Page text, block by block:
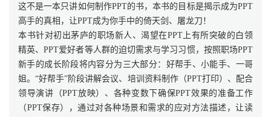
这不是一本只讲如何制作PPT的书，本书的目标是揭示成为PPT
高手的真相，让PPT成为你手中的倚天剑、屠龙刀！
本书针对初出茅庐的职场新人、渴望在PPT上有所突破的白领
精英、PPT爱好者等人群的迫切需求与学习习惯，按照职场PPT
新手的成长阶段将内容分为三大部分：好帮手、小能手、一哥
姐。“好帮手”阶段讲解会议、培训资料制作（PPT打印）、配合
领导演讲（PPT放映）、各种变数下确保PPT效果的准备工作
（PPT保存），通过对各种场景和需求的应对方法描述，让读